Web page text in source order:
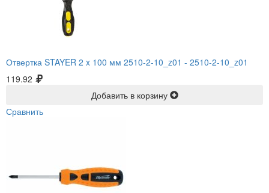
Отвертка STAYER 2 x 100 мм 2510-2-10_z01 - 2510-2-10_z01
119.92
Добавить в корзину
Сравнить